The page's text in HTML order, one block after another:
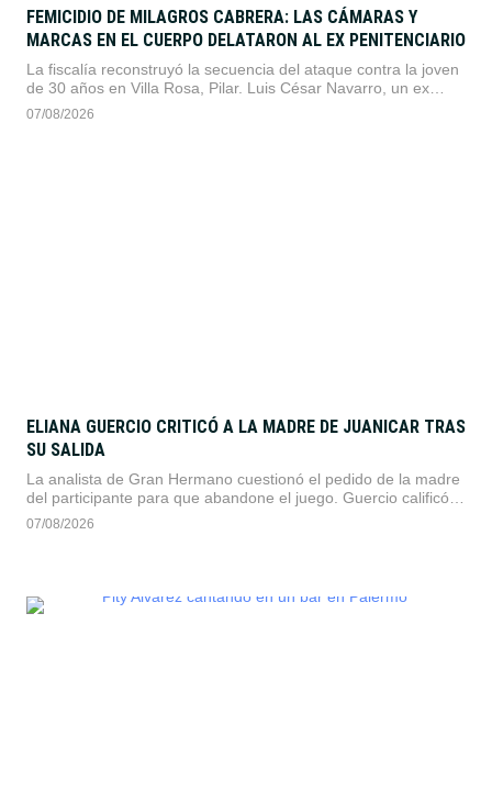
FEMICIDIO DE MILAGROS CABRERA: LAS CÁMARAS Y
MARCAS EN EL CUERPO DELATARON AL EX PENITENCIARIO
La fiscalía reconstruyó la secuencia del ataque contra la joven
de 30 años en Villa Rosa, Pilar. Luis César Navarro, un ex
agente del Servicio Penitenciario con baja psiquiátrica, quedó
07/08/2026
ELIANA GUERCIO CRITICÓ A LA MADRE DE JUANICAR TRAS
SU SALIDA
La analista de Gran Hermano cuestionó el pedido de la madre
del participante para que abandone el juego. Guercio calificó la
decisión como un acto de egoísmo y sugirió una maniobra
07/08/2026